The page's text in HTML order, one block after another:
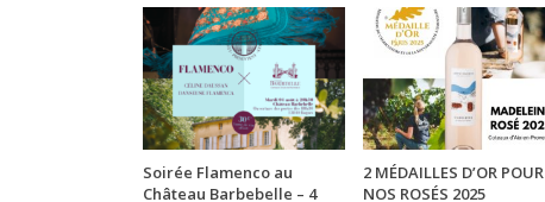
Soirée Flamenco au
Château Barbebelle – 4
2 MÉDAILLES D’OR POUR
NOS ROSÉS 2025